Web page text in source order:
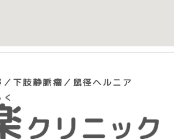
下肢静脈瘤／鼠径ヘルニア